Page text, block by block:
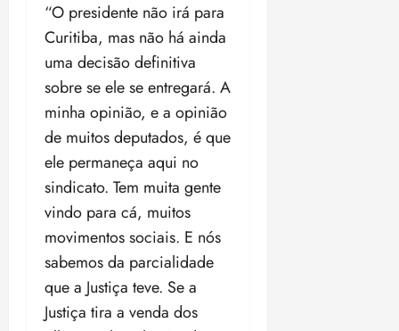
“O presidente não irá para
Curitiba, mas não há ainda
uma decisão definitiva
sobre se ele se entregará. A
minha opinião, e a opinião
de muitos deputados, é que
ele permaneça aqui no
sindicato. Tem muita gente
vindo para cá, muitos
movimentos sociais. E nós
sabemos da parcialidade
que a Justiça teve. Se a
Justiça tira a venda dos